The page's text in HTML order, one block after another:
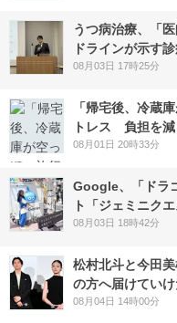
うつ病治療、「
ドラインが示す
08月03日 17時25分
「帰宅後、冷蔵
トレス 負担を
08月01日 20時33分
Google、「ドラ
ト「ジェミニク
08月03日 18時42分
松村北斗と今田
の方へ届けていけ
08月04日 14時00分